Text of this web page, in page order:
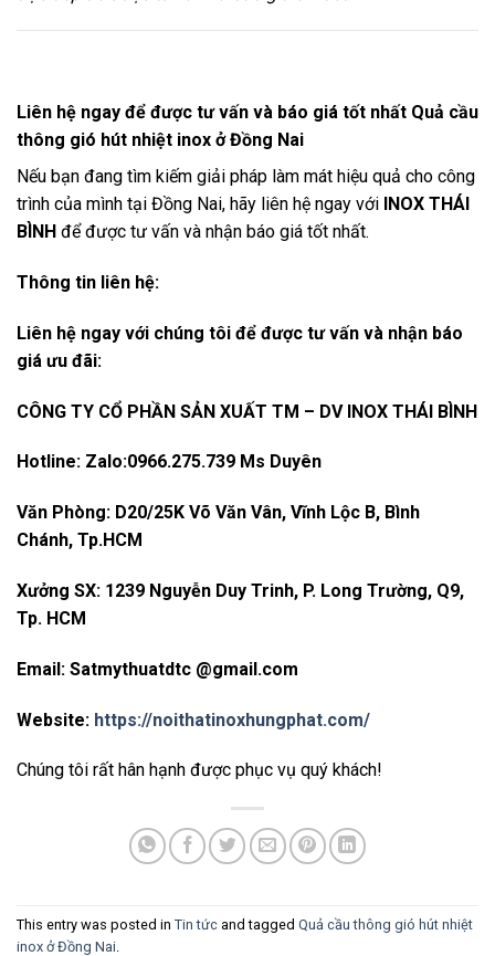
Liên hệ ngay để được tư vấn và báo giá tốt nhất Quả cầu
thông gió hút nhiệt inox ở Đồng Nai
Nếu bạn đang tìm kiếm giải pháp làm mát hiệu quả cho công
trình của mình tại Đồng Nai, hãy liên hệ ngay với INOX THÁI
BÌNH để được tư vấn và nhận báo giá tốt nhất.
Thông tin liên hệ:
Liên hệ ngay với chúng tôi để được tư vấn và nhận báo
giá ưu đãi:
CÔNG TY CỔ PHẦN SẢN XUẤT TM – DV INOX THÁI BÌNH
Hotline: Zalo:0966.275.739 Ms Duyên
Văn Phòng: D20/25K Võ Văn Vân, Vĩnh Lộc B, Bình
Chánh, Tp.HCM
Xưởng SX: 1239 Nguyễn Duy Trinh, P. Long Trường, Q9,
Tp. HCM
Email: Satmythuatdtc @gmail.com
Website: https://noithatinoxhungphat.com/
Chúng tôi rất hân hạnh được phục vụ quý khách!
This entry was posted in Tin tức and tagged Quả cầu thông gió hút nhiệt
inox ở Đồng Nai